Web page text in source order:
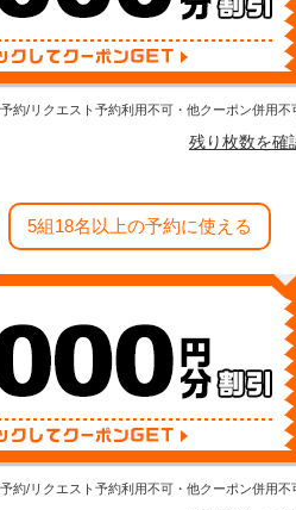
約/リクエスト予約利用不可・他クーポン併用不
残り枚数を確
5組18名以上の予約に使える
約/リクエスト予約利用不可・他クーポン併用不